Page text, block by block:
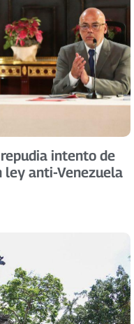
intento de
anti-Venezuela